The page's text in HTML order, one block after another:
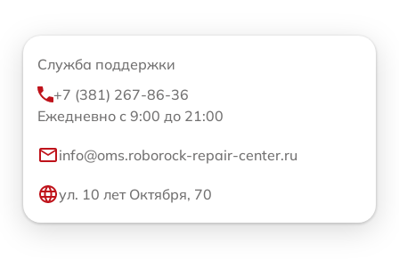
Служба поддержки
+7 (381) 267-86-36
Ежедневно с 9:00 до 21:00
info@oms.roborock-repair-center.ru
ул. 10 лет Октября, 70